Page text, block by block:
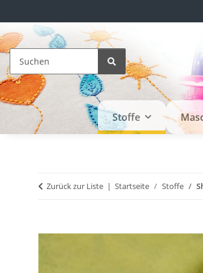
Stoffe
Zurück zur Liste Startseite Stoffe